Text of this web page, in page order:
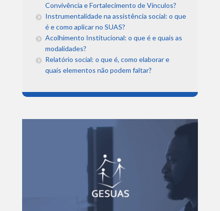
Convivência e Fortalecimento de Vínculos?
Instrumentalidade na assistência social: o que
é e como aplicar no SUAS?
Acolhimento Institucional: o que é e quais as
modalidades?
Relatório social: o que é, como elaborar e
quais elementos não podem faltar?